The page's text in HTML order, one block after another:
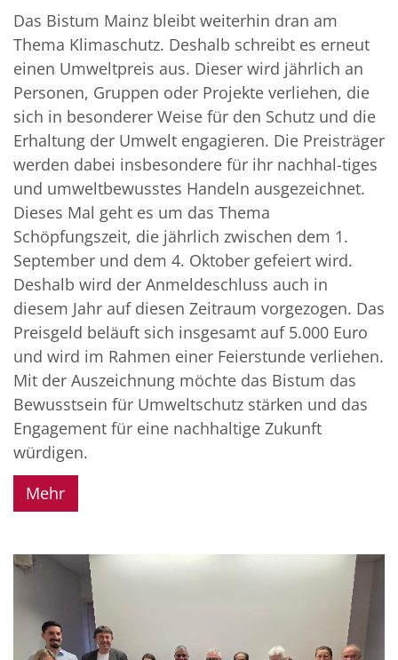
Das Bistum Mainz bleibt weiterhin dran am
Thema Klimaschutz. Deshalb schreibt es erneut
einen Umweltpreis aus. Dieser wird jährlich an
Personen, Gruppen oder Projekte verliehen, die
sich in besonderer Weise für den Schutz und die
Erhaltung der Umwelt engagieren. Die Preisträger
werden dabei insbesondere für ihr nachhal-tiges
und umweltbewusstes Handeln ausgezeichnet.
Dieses Mal geht es um das Thema
Schöpfungszeit, die jährlich zwischen dem 1.
September und dem 4. Oktober gefeiert wird.
Deshalb wird der Anmeldeschluss auch in
diesem Jahr auf diesen Zeitraum vorgezogen. Das
Preisgeld beläuft sich insgesamt auf 5.000 Euro
und wird im Rahmen einer Feierstunde verliehen.
Mit der Auszeichnung möchte das Bistum das
Bewusstsein für Umweltschutz stärken und das
Engagement für eine nachhaltige Zukunft
würdigen.
Mehr